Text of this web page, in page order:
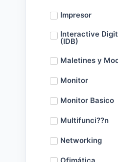
Impresor
Interactive
(IDB)
Maletines y
Monitor
Monitor Basico
Multifunci??n
Networking